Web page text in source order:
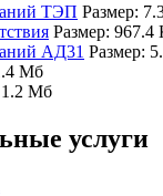
ТЭП Размер:
Размер: 967.4
АД31 Размер:
Мб
1.2 Мб
услуги